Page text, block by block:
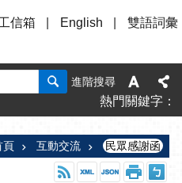
信箱 English 雙語詞彙
進階搜尋
熱門關鍵字
頁 互動交流 民眾感謝函